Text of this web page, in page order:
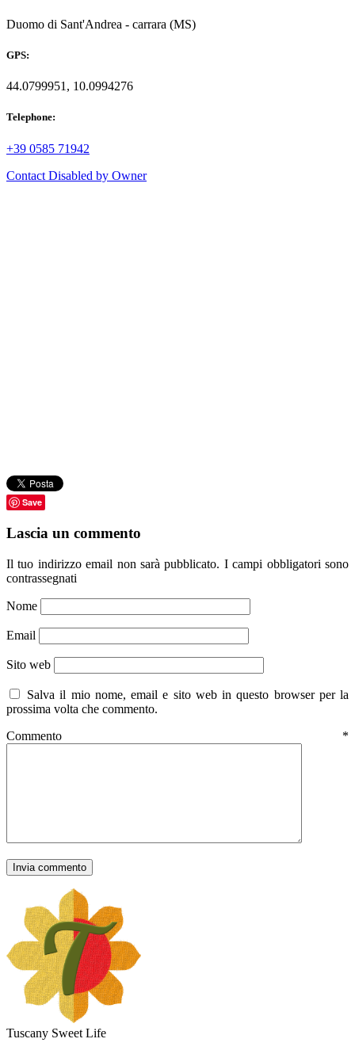
Duomo di Sant'Andrea - carrara (MS)
GPS:
44.0799951, 10.0994276
Telephone:
+39 0585 71942
Contact Disabled by Owner
Save
Lascia un commento
Il tuo indirizzo email non sarà pubblicato. I campi obbligatori sono
contrassegnati
Nome
Email
Sito web
Salva il mio nome, email e sito web in questo browser per la
prossima volta che commento.
Commento *
Tuscany Sweet Life